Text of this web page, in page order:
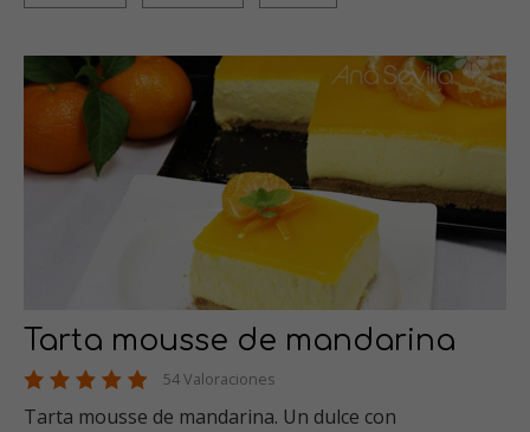
Tarta mousse de mandarina
54 Valoraciones
Tarta mousse de mandarina. Un dulce con